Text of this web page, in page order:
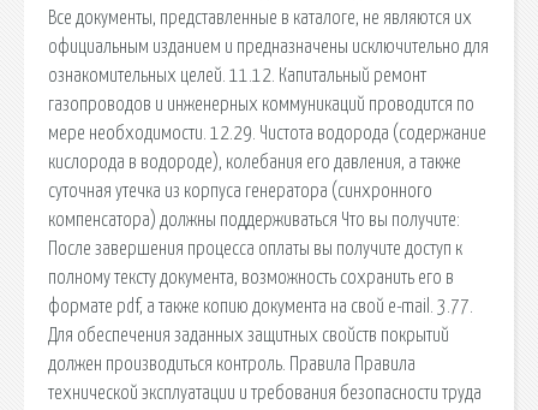
Все документы, представленные в каталоге, не являются их
официальным изданием и предназначены исключительно для
ознакомительных целей. 11.12. Капитальный ремонт
газопроводов и инженерных коммуникаций проводится по
мере необходимости. 12.29. Чистота водорода (содержание
кислорода в водороде), колебания его давления, а также
суточная утечка из корпуса генератора (синхронного
компенсатора) должны поддерживаться Что вы получите:
После завершения процесса оплаты вы получите доступ к
полному тексту документа, возможность сохранить его в
формате pdf, а также копию документа на свой e-mail. 3.77.
Для обеспечения заданных защитных свойств покрытий
должен производиться контроль. Правила Правила
технической эксплуатации и требования безопасности труда